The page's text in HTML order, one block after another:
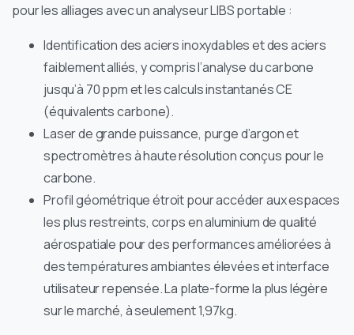
pour les alliages avec un analyseur LIBS portable :
Identification des aciers inoxydables et des aciers
faiblement alliés, y compris l’analyse du carbone
jusqu’à 70 ppm et les calculs instantanés CE
(équivalents carbone).
Laser de grande puissance, purge d’argon et
spectromètres à haute résolution conçus pour le
carbone.
Profil géométrique étroit pour accéder aux espaces
les plus restreints, corps en aluminium de qualité
aérospatiale pour des performances améliorées à
des températures ambiantes élevées et interface
utilisateur repensée. La plate-forme la plus légère
sur le marché, à seulement 1,97kg.